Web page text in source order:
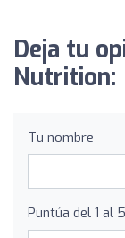
Deja tu
Nutrition:
Tu nombre
Puntúa del 1 al